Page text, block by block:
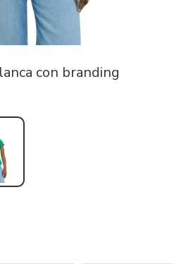
con branding